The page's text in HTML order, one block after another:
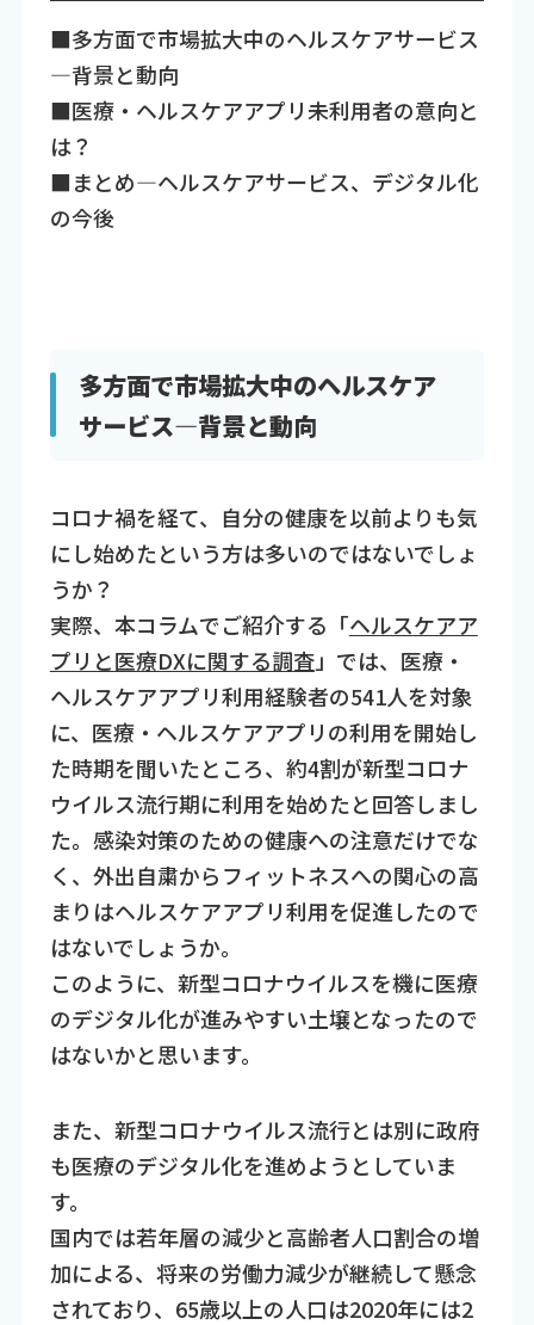
■多方面で市場拡大中のヘルスケアサービス
—背景と動向
■医療・ヘルスケアアプリ未利用者の意向と
は？
■まとめ—ヘルスケアサービス、デジタル化
の今後
多方面で市場拡大中のヘルスケア
サービス—背景と動向
コロナ禍を経て、自分の健康を以前よりも気
にし始めたという方は多いのではないでしょ
うか？
実際、本コラムでご紹介する「ヘルスケアア
プリと医療DXに関する調査」では、医療・
ヘルスケアアプリ利用経験者の541人を対象
に、医療・ヘルスケアアプリの利用を開始し
た時期を聞いたところ、約4割が新型コロナ
ウイルス流行期に利用を始めたと回答しまし
た。感染対策のための健康への注意だけでな
く、外出自粛からフィットネスへの関心の高
まりはヘルスケアアプリ利用を促進したので
はないでしょうか。
このように、新型コロナウイルスを機に医療
のデジタル化が進みやすい土壌となったので
はないかと思います。
また、新型コロナウイルス流行とは別に政府
も医療のデジタル化を進めようとしていま
す。
国内では若年層の減少と高齢者人口割合の増
加による、将来の労働力減少が継続して懸念
されており、65歳以上の人口は2020年には2